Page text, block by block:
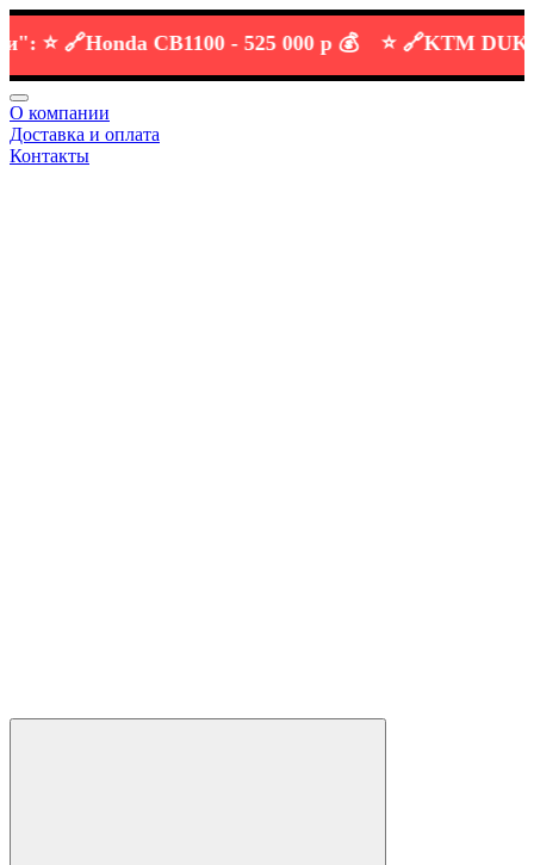
🔗 Honda CB1100 -525 000 р 💰 ⭐️ 🔗 KTM DUKE
О компании
Доставка и оплата
Контакты